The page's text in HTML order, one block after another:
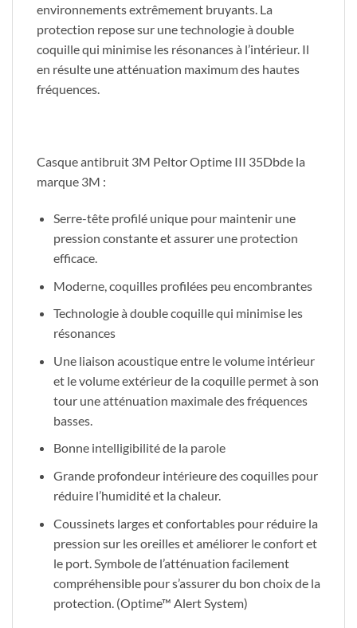
environnements extrêmement bruyants. La
protection repose sur une technologie à double
coquille qui minimise les résonances à l’intérieur. Il
en résulte une atténuation maximum des hautes
fréquences.
Casque antibruit 3M Peltor Optime III 35Dbde la
marque 3M :
Serre-tête profilé unique pour maintenir une
pression constante et assurer une protection
efficace.
Moderne, coquilles profilées peu encombrantes
Technologie à double coquille qui minimise les
résonances
Une liaison acoustique entre le volume intérieur
et le volume extérieur de la coquille permet à son
tour une atténuation maximale des fréquences
basses.
Bonne intelligibilité de la parole
Grande profondeur intérieure des coquilles pour
réduire l’humidité et la chaleur.
Coussinets larges et confortables pour réduire la
pression sur les oreilles et améliorer le confort et
le port. Symbole de l’atténuation facilement
compréhensible pour s’assurer du bon choix de la
protection. (Optime™ Alert System)